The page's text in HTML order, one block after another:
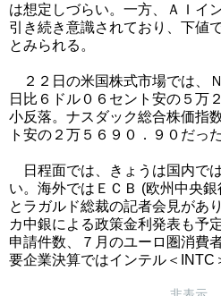
は想定しづらい。一方、ＡＩイ
引き続き意識されており、下値
とみられる。
２２日の米国株式市場では、
日比６ドル０６セント安の５万
小反落。ナスダック総合株価指
ト安の２万５６９０．９０だった
日程面では、きょうは国内で
い。海外ではＥＣＢ (欧州中央
とラガルド総裁の記者会見があ
カ中銀による政策金利発表も予
申請件数、７月のユーロ圏消費
要企業決算ではインテル＜INTC